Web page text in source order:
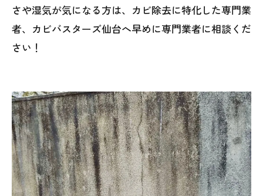
さや湿気が気になる方は、カビ除去に特化した専門業
者、カビバスターズ仙台へ早めに専門業者に相談くだ
さい！